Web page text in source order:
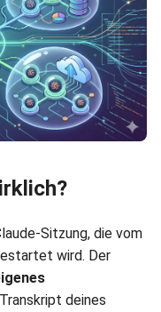
Sitzung, die vom
wird. Der
deines